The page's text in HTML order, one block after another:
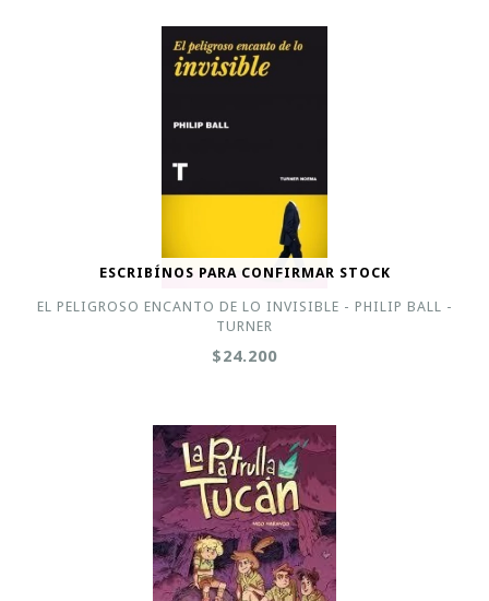
ESCRIBÍNOS PARA CONFIRMAR STOCK
EL PELIGROSO ENCANTO DE LO INVISIBLE - PHILIP BALL -
TURNER
$24.200